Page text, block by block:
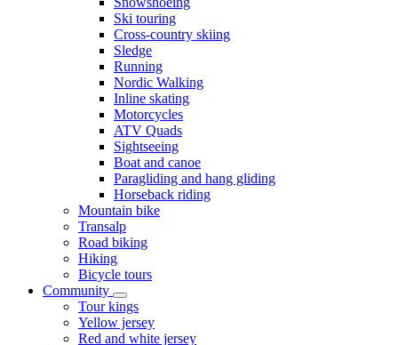
Ski touring
Cross-country skiing
Sledge
Running
Nordic Walking
Inline skating
Motorcycles
ATV Quads
Sightseeing
Boat and canoe
Paragliding and hang gliding
Horseback riding
Mountain bike
Transalp
Road biking
Hiking
Bicycle tours
Community
Tour kings
Yellow jersey
Red and white jersey